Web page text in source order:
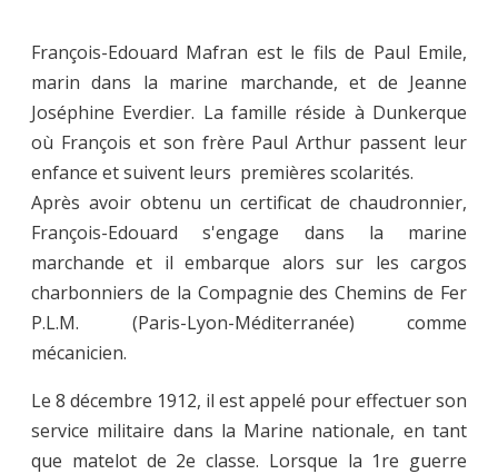
François-Edouard Mafran est le fils de Paul Emile,
marin dans la marine marchande, et de Jeanne
Joséphine Everdier. La famille réside à Dunkerque
où François et son frère Paul Arthur passent leur
enfance et suivent leurs premières scolarités.
Après avoir obtenu un certificat de chaudronnier,
François-Edouard s'engage dans la marine
marchande et il embarque alors sur les cargos
charbonniers de la Compagnie des Chemins de Fer
P.L.M. (Paris-Lyon-Méditerranée) comme
mécanicien.
Le 8 décembre 1912, il est appelé pour effectuer son
service militaire dans la Marine nationale, en tant
que matelot de 2e classe. Lorsque la 1re guerre